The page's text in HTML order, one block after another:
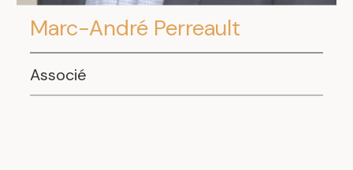
Marc-André Perreault
Associé